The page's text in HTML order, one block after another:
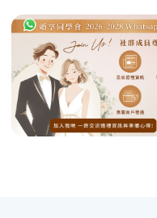
力氛圍的自助餐﹔唯港薈（
格各異的婚宴場地，都完
算﹔保證為您打造夢寐以
難忘！